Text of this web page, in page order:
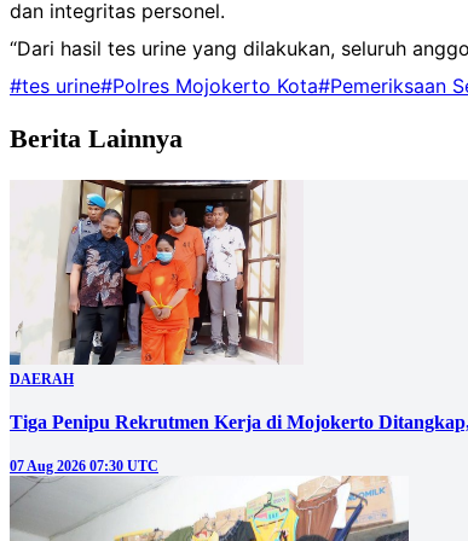
dan integritas personel.
“Dari hasil tes urine yang dilakukan, seluruh
#tes urine#Polres Mojokerto Kota#Pemeriksaan
Berita Lainnya
DAERAH
Tiga Penipu Rekrutmen Kerja di Mojokerto
07 Aug 2026 07:30 UTC